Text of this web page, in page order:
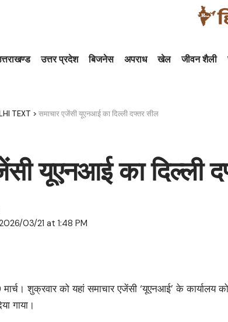
उत्तर प्रदेश बिजनेस अपराध खेल जीवन शैली
TEXT > समाचार एजेंसी यूएनआई का दिल्ली दफ्तर सील
यूएनआई का दिल्ली
03/21 at 1:48 PM
मार्च। शुक्रवार को यहां समाचार एजेंसी ‘यूएनआई’ के
गाया।